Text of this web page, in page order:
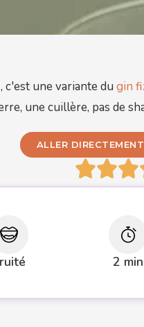
, c'est une variante dugin
une cuillère, pas de
ALLER
2 min